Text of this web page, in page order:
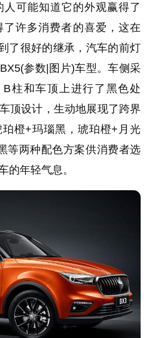
人可能知道它的外观赢得了
许多消费者的喜爱，这在
了很好的继承，汽车的前灯
参数|图片)车型。车侧采
柱和车顶上进行了黑色处
顶设计，生动地展现了跨界
橙+玛瑙黑，琥珀橙+月光
等两种配色方案供消费者选
的年轻气息。